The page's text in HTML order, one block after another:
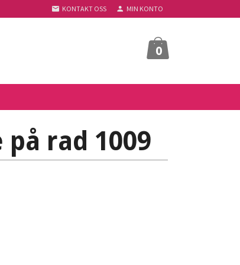
KONTAKT OSS MIN KONTO
0
rad 1009